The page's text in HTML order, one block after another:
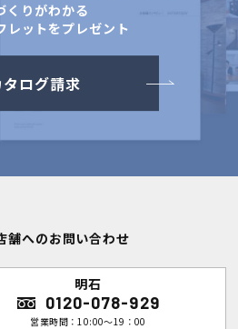
くりがわかる
レットをプレゼント
タログ請求
舗へのお問い合わせ
明石
0120-078-929
営業時間：10:00～19：00